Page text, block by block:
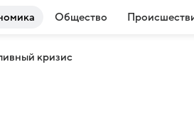
Общество
кризис